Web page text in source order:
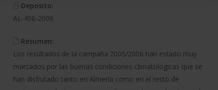
Deposito:
AL-406-2006
Resumen:
Los resultados de la campaña 2005/2006 han estado muy
marcados por las buenas condiciones climatológicas que se
han disfrutado tanto en Almería como en el resto de